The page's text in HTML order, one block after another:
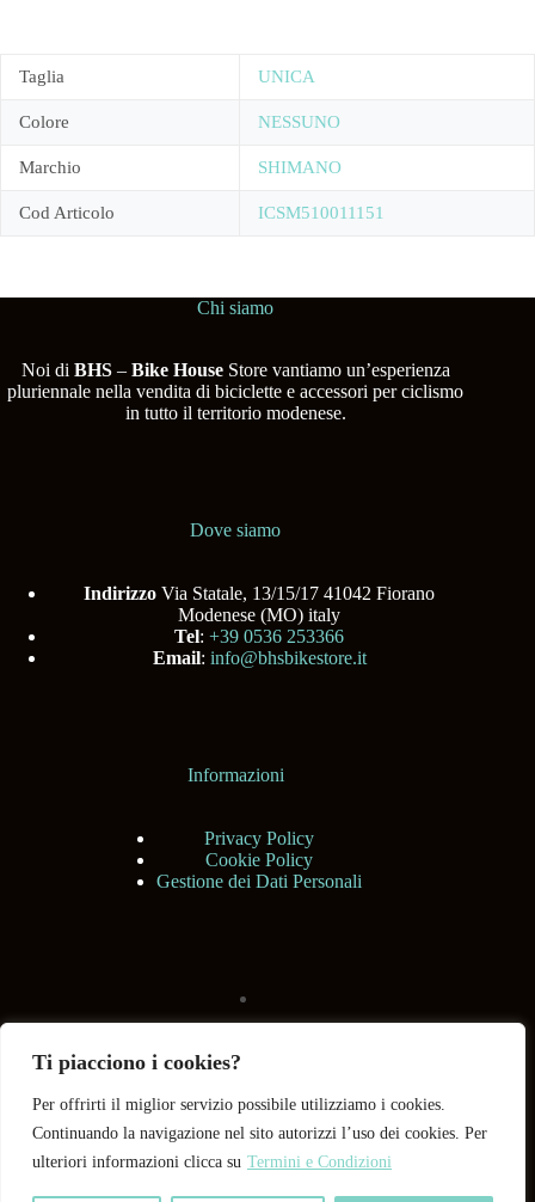
Ti piacciono i cookies?
Per offrirti il miglior servizio possibile utilizziamo i cookies.
Continuando la navigazione nel sito autorizzi l’uso dei cookies. Per
ulteriori informazioni clicca su Termini e Condizioni
Taglia UNICA
Colore NESSUNO
Marchio SHIMANO
Cod Articolo ICSM510011151
Chi siamo
Noi di BHS– Bike HouseStore vantiamo un’esperienza
pluriennale nella vendita di biciclette e accessori per ciclismo
in tutto il territorio modenese.
Dove siamo
Indirizzo Via Statale, 13/15/17 41042 Fiorano
Modenese (MO) italy
Tel:+39 0536 253366
Email: info@bhsbikestore.it
Informazioni
Privacy Policy
Cookie Policy
Gestione dei Dati Personali